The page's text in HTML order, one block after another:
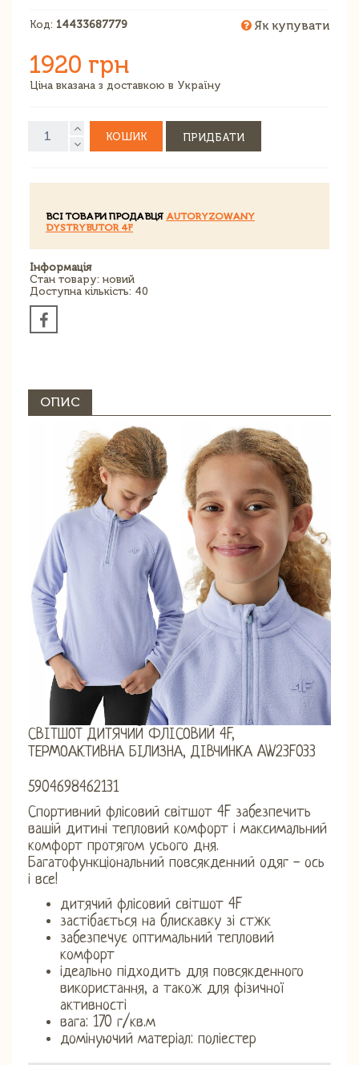
Код: 14433687779 Як купувати
1920 грн
Ціна вказана з доставкою в Україну
КОШИК ПРИДБАТИ
ВСІ ТОВАРИ ПРОДАВЦЯ AUTORYZOWANY
DYSTRYBUTOR 4F
Інформація
Стан товару: новий
Доступна кількість: 40
ОПИС
СВІТШОТ ДИТЯЧИЙ ФЛІСОВИЙ 4F,
ТЕРМОАКТИВНА БІЛИЗНА, ДІВЧИНКА AW23F033
5904698462131
Спортивний флісовий світшот 4F забезпечить
вашій дитині тепловий комфорт і максимальний
комфорт протягом усього дня.
Багатофункціональний повсякденний одяг - ось
і все!
дитячий флісовий світшот 4F
застібається на блискавку зі стжк
забезпечує оптимальний тепловий
комфорт
ідеально підходить для повсякденного
використання, а також для фізичної
активності
вага: 170 г/кв.м
домінуючий матеріал: поліестер